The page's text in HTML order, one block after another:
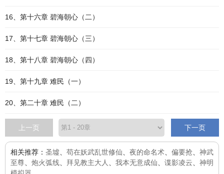
16、第十六章 碧海朝心（二）
17、第十七章 碧海朝心（三）
18、第十八章 碧海朝心（四）
19、第十九章 难民（一）
20、第二十章 难民（二）
上一页 下一页
相关推荐： 圣墟 苟在妖武乱世修仙 夜的命名术 偏要抢
神武
至尊
炮火弧线 拜见教主大人 我本无意成仙 谍影凌云
神明